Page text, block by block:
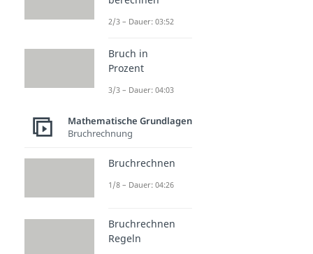
2/3 – Dauer: 03:52
Bruch in
Prozent
3/3 – Dauer: 04:03
Mathematische Grundlagen
Bruchrechnung
Bruchrechnen
1/8 – Dauer: 04:26
Bruchrechnen
Regeln